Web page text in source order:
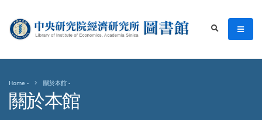
中央研究院經濟研究所圖書館
search
Home 關於本館
關於本館